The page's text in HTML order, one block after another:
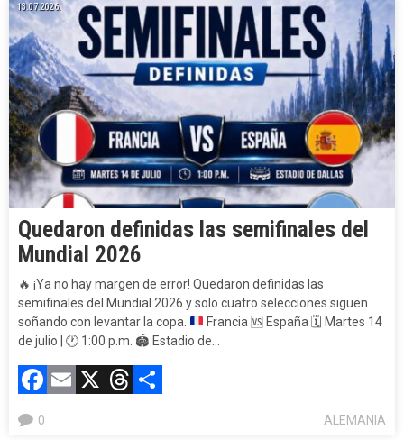
13.07.2026.
Quedaron definidas las semifinales del
Mundial 2026
🔥 ¡Ya no hay margen de error! Quedaron definidas las
semifinales del Mundial 2026 y solo cuatro selecciones siguen
soñando con levantar la copa.
Francia 🆚 España 🗓️ Martes 14
de julio | 🕐 1:00 p.m. 🏟️ Estadio de…
Facebook
Email
X Threads
ALEMANIA
0